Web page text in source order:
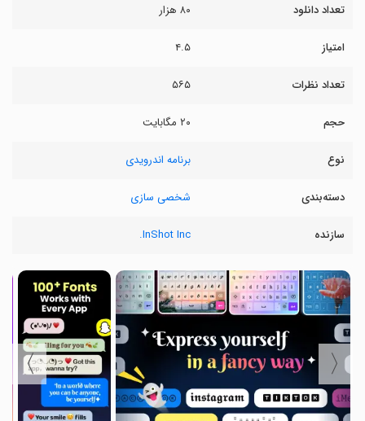
تعداد دانلود ۸۰ هزار
امتیاز ۴.۵
تعداد نظرات ۵۶۵
حجم ۲۰ مگابایت
نوع برنامه اندرویدی
دسته‌بندی شخصی سازی
سازنده InShot Inc.
〈
〉